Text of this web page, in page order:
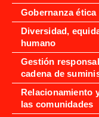
Gobernanza ética
Diversidad,
humano
Gestión
cadena de
Relacionamiento
las comunidades